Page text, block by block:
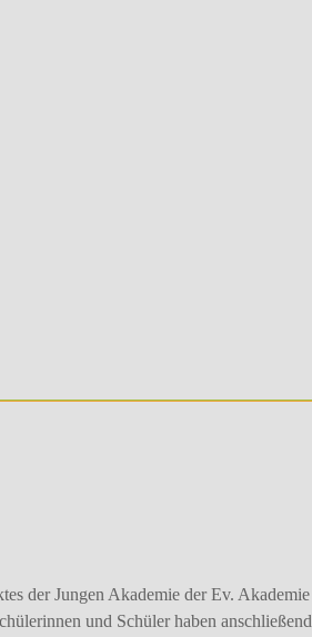
der Jungen Akademie der Ev. Akademie
und Schüler haben anschließend